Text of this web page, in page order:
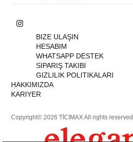
BIZE ULAŞIN
HESABIM
WHATSAPP DESTEK
SIPARIŞ TAKIBI
GIZLILIK POLITIKALARI
HAKKIMIZDA
KARIYER
Copyright© 2026 TİCİMAX All rights reserved.